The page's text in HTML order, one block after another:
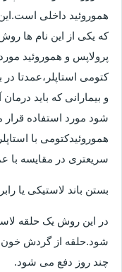
هموروئید داخلی
که یکی از این نام ها
پرولاپس و هموروئید
و بیمارانی که باید
شود مورد استفاده قرار
هموروئیدکتومی با
سریعتری در مقایسه با
بستن باند لاستیکی یا
در این روش یک حلقه
شود.حلقه از گردش خون
چند روز دفع می شود.